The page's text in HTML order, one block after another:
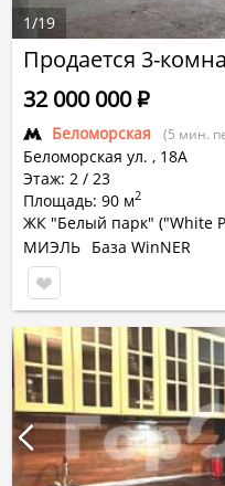
Продается 3-
Беломорская (5 мин.
Беломорская ул. , 18А
Этаж: 2 / 23
Площадь: 90 м2
ЖК "Белый парк" ("White
32 000 000Р
МИЭЛЬ База WinNER
1/19